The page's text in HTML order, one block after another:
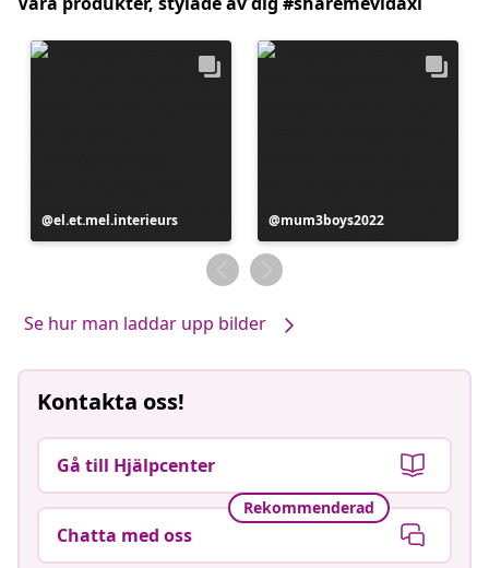
Inlägg
publicerat
el.et.mel.interieurs
Inlägg
publicerat
av
mum3boys2022
Se hur man laddar upp bilder
Kontakta oss!
Gå till Hjälpcenter
Rekommenderad
Chatta med oss